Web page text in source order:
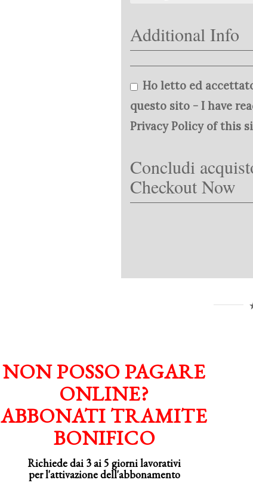
Additional Info
Ho letto ed
questo sito - I have
Privacy Policy of this
Concludi
Checkout Now
NON POSSO PAGARE
ONLINE?
ABBONATI TRAMITE
BONIFICO
Richiede dai 3 ai 5 giorni lavorativi
perl'attivazionedell'abbonamento